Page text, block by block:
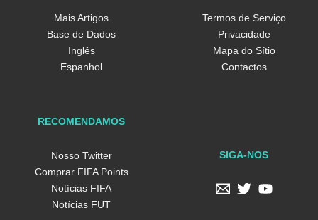
Mais Artigos
Base de Dados
Inglês
Espanhol
Termos de Serviço
Privacidade
Mapa do Sítio
Contactos
RECOMENDAMOS
Nosso Twitter
Comprar FIFA Points
Notícias FIFA
Notícias FUT
SIGA-NOS